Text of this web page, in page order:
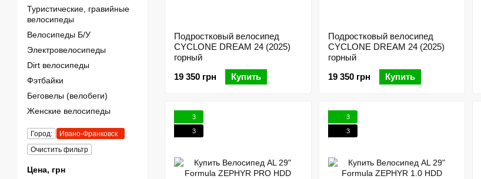
Подростковый велосипед
CYCLONE DREAM 24 (2025)
горный
19 350 грн
Купить
Подростковый велосипед
CYCLONE DREAM 24 (2025)
горный
19 350 грн
Купить
3
3
3
3
Туристические, гравийные
велосипеды
Велосипеды Б/У
Электровелосипеды
Dirt велосипеды
Фэтбайки
Беговелы (велобеги)
Женские велосипеды
Город:
Ивано-Франковск
Очистить фильтр
Цена, грн